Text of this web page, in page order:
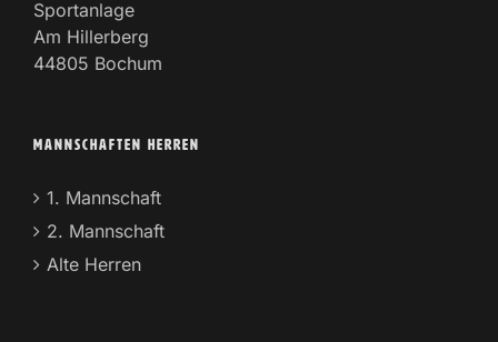
Sportanlage
Am Hillerberg
44805 Bochum
MANNSCHAFTEN HERREN
1. Mannschaft
2. Mannschaft
Alte Herren